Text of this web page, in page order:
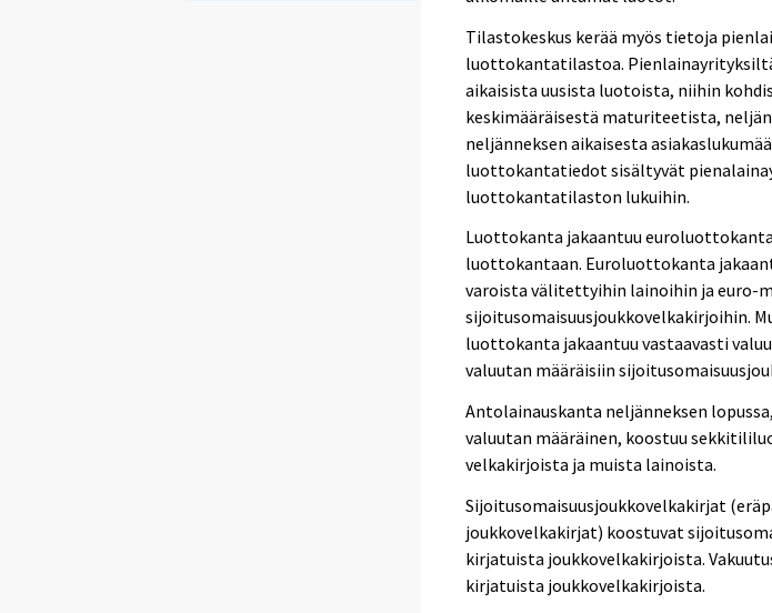
Tilastokeskus kerää myös tietoja
luottokantatilastoa.
aikaisista uusista luotoista, niihin
keskimääräisestä maturiteetista,
neljänneksen aikaisesta
luottokantatiedot sisältyvät
luottokantatilaston lukuihin.
Luottokanta jakaantuu
luottokantaan. Euroluottokanta
varoista välitettyihin lainoihin ja euro-
sijoitusomaisuusjoukkovelkakirjoihin.
luottokanta jakaantuu vastaavasti
valuutan määräisiin
Antolainauskanta neljänneksen
valuutan määräinen, koostuu
velkakirjoista ja muista lainoista.
Sijoitusomaisuusjoukkovelkakirjat
joukkovelkakirjat) koostuvat
kirjatuista joukkovelkakirjoista.
kirjatuista joukkovelkakirjoista.